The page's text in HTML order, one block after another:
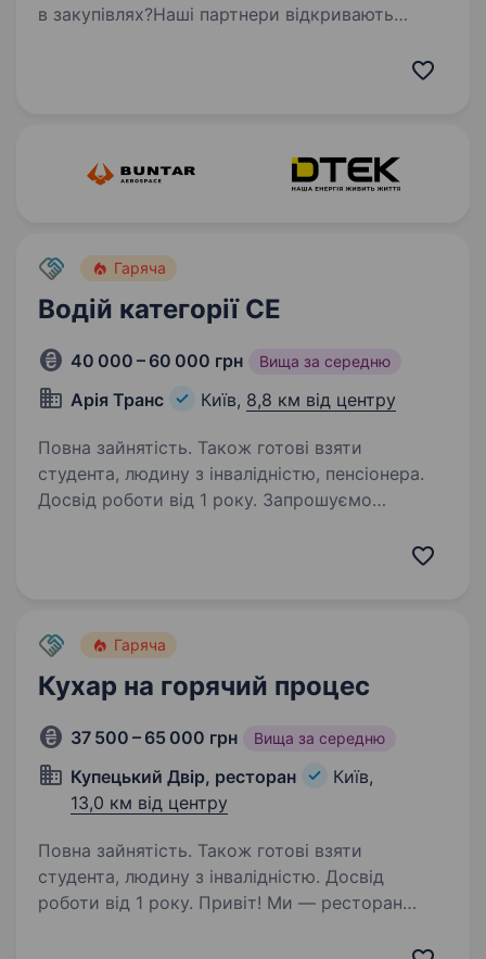
в закупівлях?Наші партнери відкривають
закупівель — це можливість увійти в професію
Гаряча
Водій категорії СЕ
40 000 – 60 000 грн Вища за середню
Арія Транс Київ, 8,8 км від центру
Повна зайнятість. Також готові взяти
студента, людину з інвалідністю, пенсіонера.
Досвід роботи від 1 року. Запрошуємо
роботу по Києву та Київській області;…
Гаряча
Кухар на горячий процес
37 500 – 65 000 грн Вища за середню
Купецький Двір, ресторан
Київ,
13,0 км від центру
Повна зайнятість. Також готові взяти
студента, людину з інвалідністю. Досвід
роботи від 1 року. Привіт! Ми — ресторан
дружньої команди кухаря на гарячий процес.